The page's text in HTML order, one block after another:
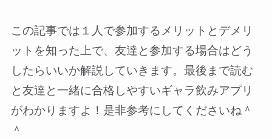
この記事では１人で参加するメリットとデメリ
ットを知った上で、友達と参加する場合はどう
したらいいか解説していきます。最後まで読む
と友達と一緒に合格しやすいギャラ飲みアプリ
がわかりますよ！是非参考にしてくださいね＾
＾